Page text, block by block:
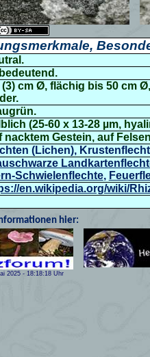
(3) cm Ø, flächig bis 50 cm Ø,
(25-60 x 13-28 µm,
nacktem Gestein, auf
(Lichen),
Schwielenflechte,
en.wikipedia.org/wiki/
hier:
2025 - 18:18:18 Uhr